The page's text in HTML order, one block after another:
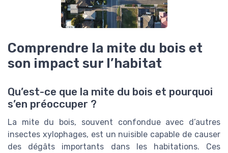
Comprendre la mite du bois et
son impact sur l’habitat
Qu’est-ce que la mite du bois et pourquoi
s’en préoccuper ?
La mite du bois, souvent confondue avec d’autres
insectes xylophages, est un nuisible capable de causer
des dégâts importants dans les habitations. Ces